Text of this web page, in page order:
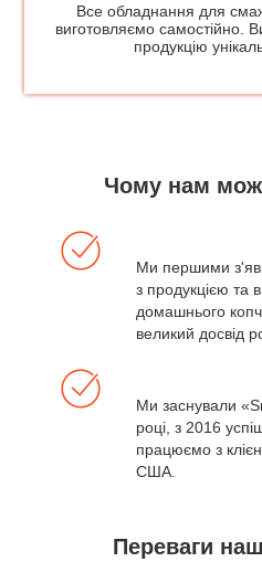
Все обладнання для
виготовляємо самостійно.
продукцію
Чому нам
Ми першими
з продукцією та
домашнього
великий досвід
Ми заснували
році, з 2016
працюємо з
США.
Переваги